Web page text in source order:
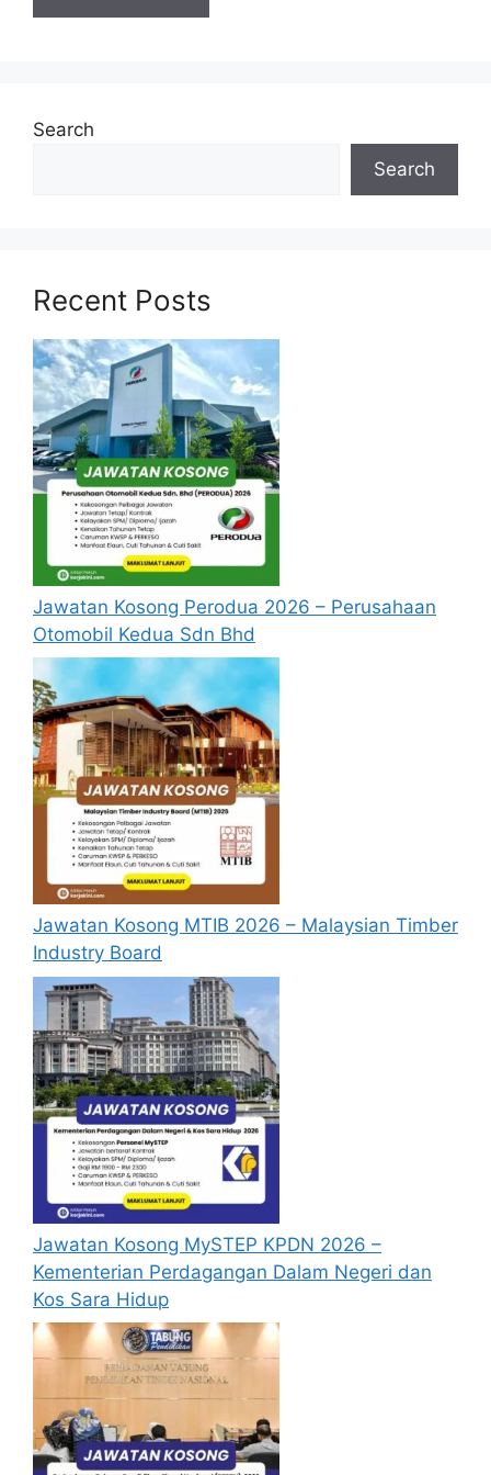
(2 Kekosongan)
Analyst
experience.
Senior Test Engineer
(5 Kekosongan) –
equivalent experience
Quality Engineer
(3 Kekosongan)
– Bachelor’s degree in
Operator
Pengeluaran
(300 Kekosongan)
Pembantu Teknikal
(10 Kekosongan)
Rework Operator
(60 Kekosongan)
Store Operator
(10 Kekosongan)
Equipment
Technician
(10 Kekosongan)
Operation Trainer
(10 Kekosongan)
Buyer Direct
(5 Kekosongan)
Bachelor’s Degree
Warehouse Lead
(5 Kekosongan)
ICT Test Technician
(5 Kekosongan)
Diploma
Baca Juga :
Jawatan Kosong Pembantu Guru 2025:
Gaji Menarik & Peluang Kerjaya
Pendidikan Terkini
Search
Search
Recent Posts
Jawatan Kosong Perodua 2026 – Perusahaan
Otomobil Kedua Sdn Bhd
Jawatan Kosong MTIB 2026 – Malaysian Timber
Industry Board
Jawatan Kosong MySTEP KPDN 2026 –
Kementerian Perdagangan Dalam Negeri dan
Kos Sara Hidup